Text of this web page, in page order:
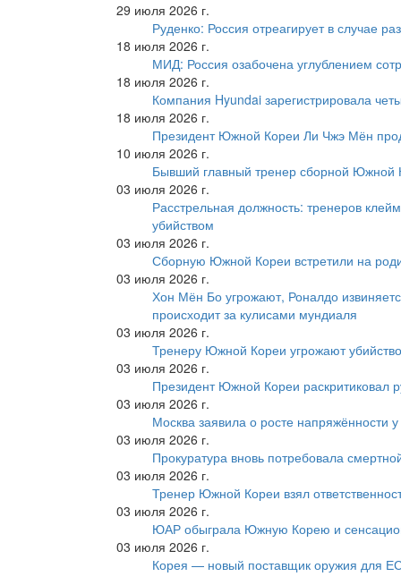
29 июля 2026 г.
Руденко: Россия отреагирует в случае
18 июля 2026 г.
МИД: Россия озабочена углублением
18 июля 2026 г.
Компания Hyundai зарегистрировала
18 июля 2026 г.
Президент Южной Кореи Ли Чжэ Мён
10 июля 2026 г.
Бывший главный тренер сборной Южной
03 июля 2026 г.
Расстрельная должность: тренеров
убийством
03 июля 2026 г.
Сборную Южной Кореи встретили на
03 июля 2026 г.
Хон Мён Бо угрожают, Роналдо
происходит за кулисами мундиаля
03 июля 2026 г.
Тренеру Южной Кореи угрожают
03 июля 2026 г.
Президент Южной Кореи раскритиковал
03 июля 2026 г.
Москва заявила о росте
03 июля 2026 г.
Прокуратура вновь потребовала
03 июля 2026 г.
Тренер Южной Кореи взял
03 июля 2026 г.
ЮАР обыграла Южную Корею и
03 июля 2026 г.
Корея — новый поставщик оружия для